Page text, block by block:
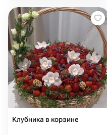
Клубника в корзине